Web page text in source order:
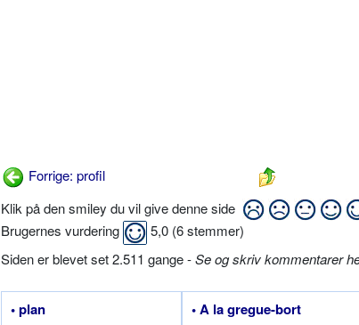
Forrige: profil
Klik på den smiley du vil give denne side
Brugernes vurdering
5,0 (6stemmer)
Siden er blevet set 2.511 gange -Se og skriv kommentarer
• plan • A la gregue-bort